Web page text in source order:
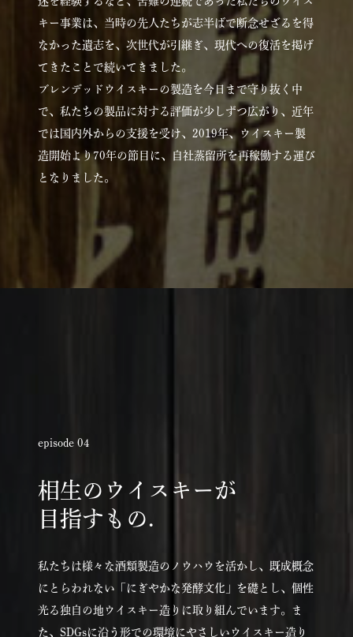
キー事業は、当時の先人たちが志半ばで断念せざるを得
なかった遺志を、次世代が引継ぎ、現代への復活を掲げ
てきたことで続いてきました。
ブレンデッドウイスキーの製造を今日まで守り抜く中
で、私たちの製品に対する評価が少しずつ広がり、近年
では国内外からの支援を受け、2019年、ウイスキー製
造開始より70年の節目に、自社蒸留所を再稼働する運び
となりました。
episode 04
相生のウイスキーが
目指すもの.
私たちは様々な酒類製造のノウハウを活かし、既成概念
にとらわれない「にぎやかな発酵文化」を礎とし、個性
光る独自の地ウイスキー造りに取り組んでいます。ま
た、SDGsに沿う形での環境にやさしいウイスキー造り